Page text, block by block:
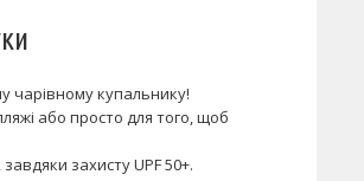
чарівному купальнику!
або просто для того, щоб
захисту UPF 50+.